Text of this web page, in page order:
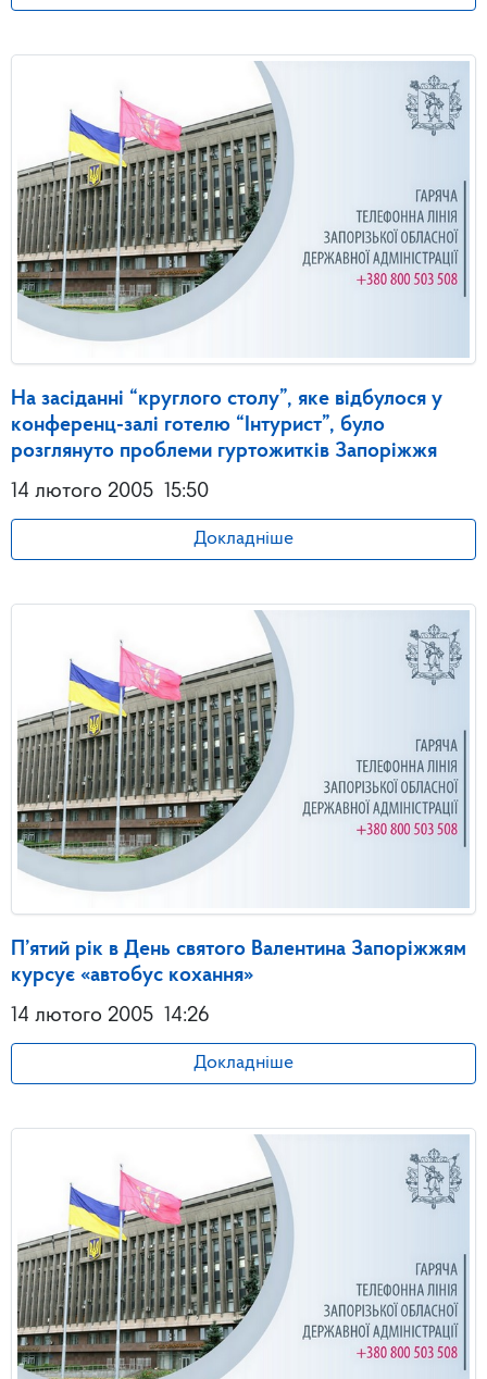
На засіданні “круглого столу”, яке відбулося у
конференц-залі готелю “Інтурист”, було
розглянуто проблеми гуртожитків Запоріжжя
14 лютого 2005 15:50
Докладніше
П’ятий рік в День святого Валентина Запоріжжям
курсує «автобус кохання»
14 лютого 2005 14:26
Докладніше